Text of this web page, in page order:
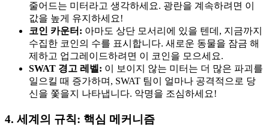
줄어드는 미터라고 생각하세요. 광란을 계속하려면 이
값을 높게 유지하세요!
코인 카운터: 아마도 상단 모서리에 있을 텐데, 지금까지
수집한 코인의 수를 표시합니다. 새로운 동물을 잠금 해
제하고 업그레이드하려면 이 코인을 모으세요.
SWAT 경고 레벨: 이 보이지 않는 미터는 더 많은 파괴를
일으킬 때 증가하며, SWAT 팀이 얼마나 공격적으로 당
신을 쫓을지 나타냅니다. 악명을 조심하세요!
4. 세계의 규칙: 핵심 메커니즘